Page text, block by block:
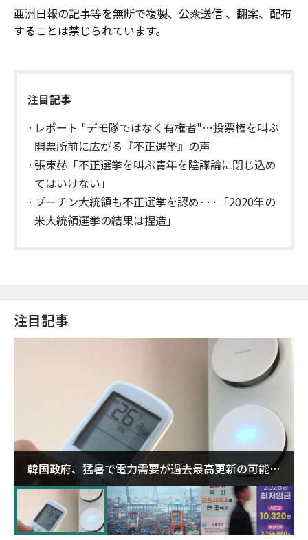
亜洲日報の記事等を無断で複製、公衆送信 、翻案、配布
することは禁じられています。
注目記事
レポート "デモ隊ではなく有権者"…投票権を叫ぶ
開票所前に広がる『不正選挙』の声
張東赫「不正選挙を叫ぶ青年を陰謀論に閉じ込め
てはいけない」
プーチン大統領も不正選挙を認め···「2020年の
米大統領選挙の結果は捏造」
注目記事
韓国政府、猛暑で電力需要が過去最高更新の可能性
に需給対応体制を点検